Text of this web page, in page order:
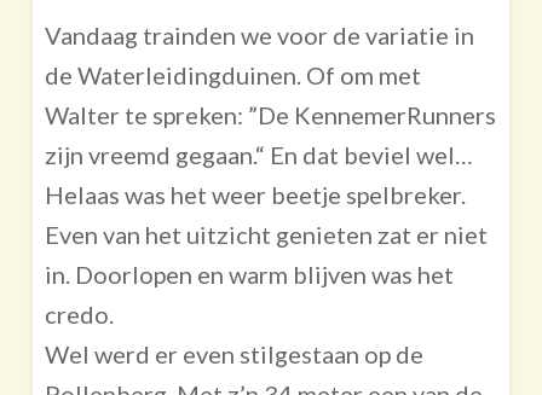
Vandaag trainden we voor de variatie in
de Waterleidingduinen. Of om met
Walter te spreken: ”De KennemerRunners
zijn vreemd gegaan.“ En dat beviel wel…
Helaas was het weer beetje spelbreker.
Even van het uitzicht genieten zat er niet
in. Doorlopen en warm blijven was het
credo.
Wel werd er even stilgestaan op de